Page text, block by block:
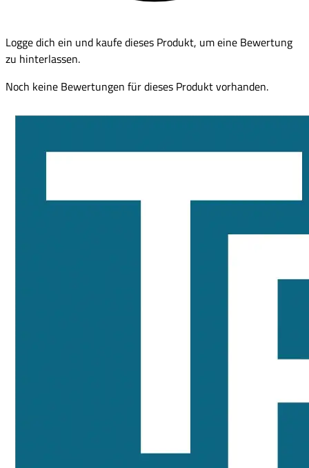
Logge dich ein und kaufe dieses Produkt, um eine Bewertung
zu hinterlassen.
Noch keine Bewertungen für dieses Produkt vorhanden.